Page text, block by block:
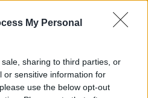
My Personal
sharing to third parties, or
or sensitive information for
use the below opt-out
στο Discover
αντί για πατατάκια